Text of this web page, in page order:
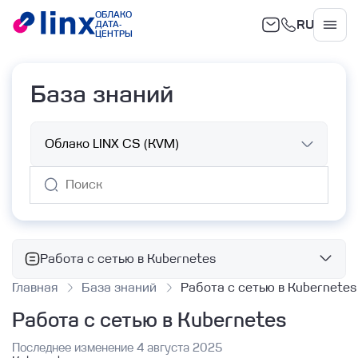
ОБЛАКО
ДАТА-
ЦЕНТРЫ
RU
Облако
База знаний
Работа с сетью в Kubernetes
Базовые сервисы
Облачные вычисления
Работа с ВМ с помощью Terraform
Объектное хранилище
Главная База знаний Работа с сетью в Kubernetes
Работа с сетью в Kubernetes
Последнее изменение 4 августа 2025